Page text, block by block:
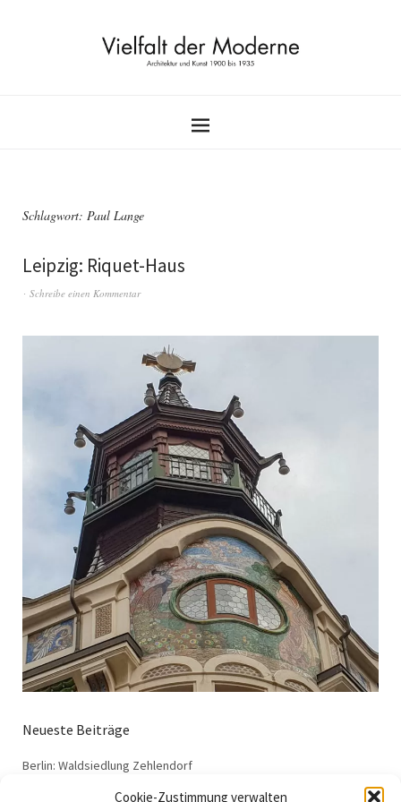
Cookie-Zustimmung verwalten
Schlagwort: Paul Lange
Leipzig: Riquet-Haus
Schreibe einen Kommentar
Neueste Beiträge
Berlin: Waldsiedlung Zehlendorf
Dessau: Haus Anton